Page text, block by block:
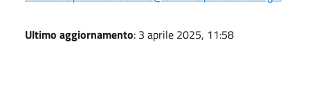
Ultimo aggiornamento: 3 aprile 2025, 11:58